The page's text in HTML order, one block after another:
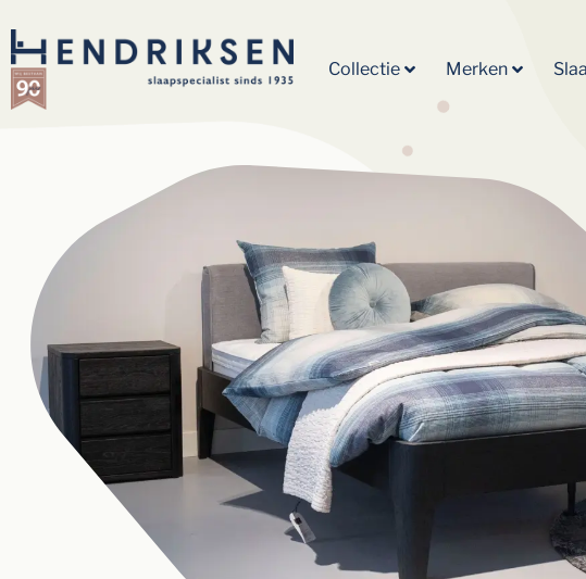
Collectie Merken